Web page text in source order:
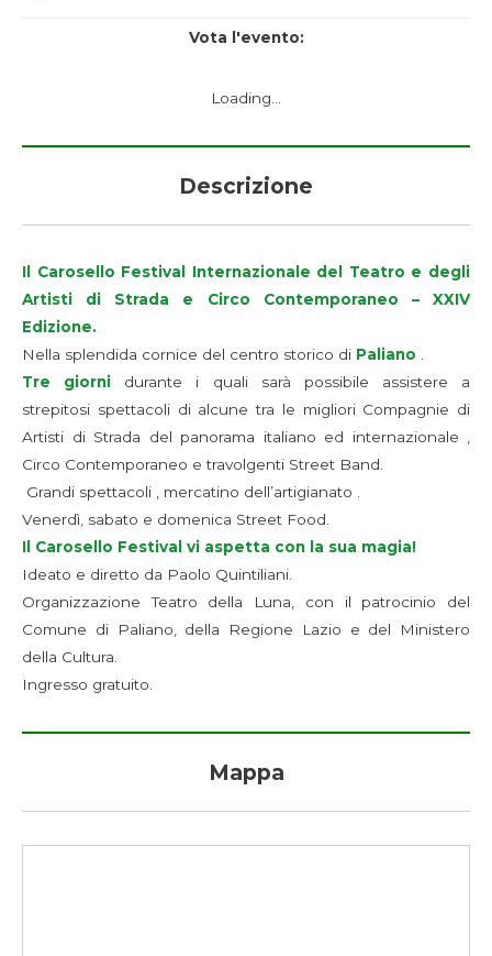
Vota l'evento:
Loading...
Descrizione
Il Carosello Festival Internazionale del Teatro e degli
Artisti di Strada e Circo Contemporaneo – XXIV
Edizione.
Nella splendida cornice del centro storico di Paliano .
Tre giorni durante i quali sarà possibile assistere a
strepitosi spettacoli di alcune tra le migliori Compagnie di
Artisti di Strada del panorama italiano ed internazionale ,
Circo Contemporaneo e travolgenti Street Band.
Grandi spettacoli , mercatino dell’artigianato .
Venerdì, sabato e domenica Street Food.
Il Carosello Festival vi aspetta con la sua magia!
Ideato e diretto da Paolo Quintiliani.
Organizzazione Teatro della Luna, con il patrocinio del
Comune di Paliano, della Regione Lazio e del Ministero
della Cultura.
Ingresso gratuito.
Mappa